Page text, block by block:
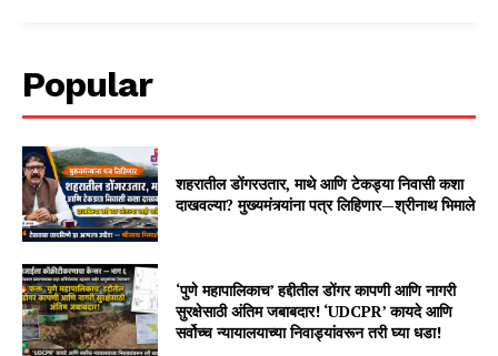
Popular
शहरातील डोंगरउतार, माथे आणि टेकड्या निवासी कशा
दाखवल्या? मुख्यमंत्र्यांना पत्र लिहिणार—श्रीनाथ भिमाले
‘पुणे महापालिकाच’ हद्दीतील डोंगर कापणी आणि नागरी
सुरक्षेसाठी अंतिम जबाबदार! ‘UDCPR’ कायदे आणि
सर्वोच्च न्यायालयाच्या निवाड्यांवरून तरी घ्या धडा!